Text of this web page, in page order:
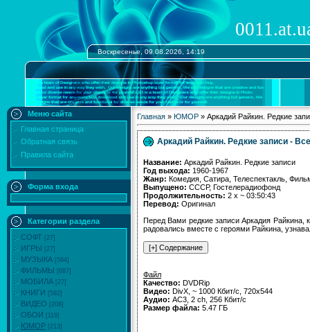
Воскресенье, 09.08.2026, 14:19
Меню сайта
Главная страница
Обратная связь
Правила сайта
Форма входа
Категории раздела
СОФТ [27]
ИГРЫ [27]
МУЗЫКА [594]
ФИЛЬМЫ [687]
МОБИЛА [27]
КНИГИ [592]
ВИДЕО [208]
ОБОИ [119]
ЮМОР [213]
Главная » ЮМОР » Аркадий Райкин. Редкие
Аркадий Райкин. Редкие записи -
Название: Аркадий Райкин. Редкие записи
Год выхода: 1960-1967
Жанр: Комедия, Сатира, Телеспектакль,
Выпущено: СССР, Гостелерадиофонд
Продолжительность: 2 x ~ 03:50:43
Перевод: Оригинал
Перед Вами редкие записи Аркадия Райкина,
радовались вместе с героями Райкина,
Файл
Качество: DVDRip
Видео: DivX, ~ 1000 Кбит/с, 720x544
Аудио: AC3, 2 ch, 256 Кбит/с
Размер файла: 5.47 ГБ